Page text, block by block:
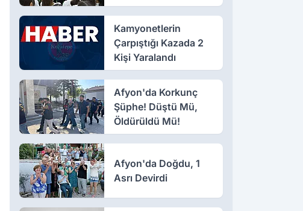
Kamyonetlerin
Çarpıştığı Kazada 2
Kişi Yaralandı
Afyon'da Korkunç
Şüphe! Düştü Mü,
Öldürüldü Mü!
Afyon'da Doğdu, 1
Asrı Devirdi